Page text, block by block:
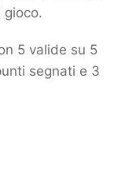
gioco.
5 valide su 5
segnati e 3